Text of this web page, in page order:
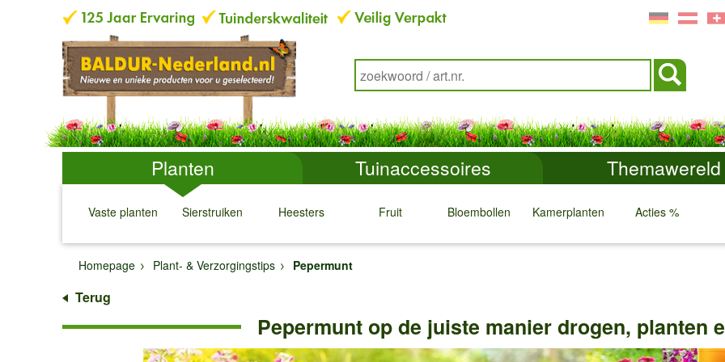
Planten Tuinaccessoires Themawereld
Vaste planten
↓
Sierstruiken
↓
Heesters
↓
Fruit
↓
Bloembollen
↓
Kamerplanten
↓
Acties %
↓ ↓
Homepage
Plant- & Verzorgingstips Pepermunt
Terug
Pepermunt op de juiste manier drogen, planten